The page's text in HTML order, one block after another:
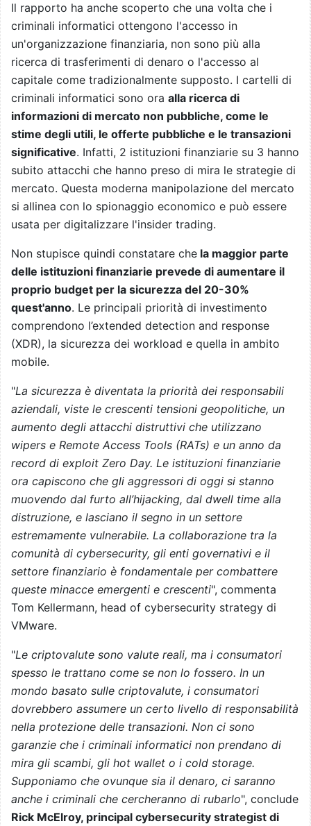
Il rapporto ha anche scoperto che una volta che i
criminali informatici ottengono l'accesso in
un'organizzazione finanziaria, non sono più alla
ricerca di trasferimenti di denaro o l'accesso al
capitale come tradizionalmente supposto. I cartelli di
criminali informatici sono ora alla ricerca di
informazioni di mercato non pubbliche, come le
stime degli utili, le offerte pubbliche e le transazioni
significative. Infatti, 2 istituzioni finanziarie su 3 hanno
subito attacchi che hanno preso di mira le strategie di
mercato. Questa moderna manipolazione del mercato
si allinea con lo spionaggio economico e può essere
usata per digitalizzare l'insider trading.
Non stupisce quindi constatare che la maggior parte
delle istituzioni finanziarie prevede di aumentare il
proprio budget per la sicurezza del 20-30%
quest'anno. Le principali priorità di investimento
comprendono l’extended detection and response
(XDR), la sicurezza dei workload e quella in ambito
mobile.
"La sicurezza è diventata la priorità dei responsabili
aziendali, viste le crescenti tensioni geopolitiche, un
aumento degli attacchi distruttivi che utilizzano
wipers e Remote Access Tools (RATs) e un anno da
record di exploit Zero Day. Le istituzioni finanziarie
ora capiscono che gli aggressori di oggi si stanno
muovendo dal furto all’hijacking, dal dwell time alla
distruzione, e lasciano il segno in un settore
estremamente vulnerabile. La collaborazione tra la
comunità di cybersecurity, gli enti governativi e il
settore finanziario è fondamentale per combattere
queste minacce emergenti e crescenti", commenta
Tom Kellermann, head of cybersecurity strategy di
VMware.
"Le criptovalute sono valute reali, ma i consumatori
spesso le trattano come se non lo fossero. In un
mondo basato sulle criptovalute, i consumatori
dovrebbero assumere un certo livello di responsabilità
nella protezione delle transazioni. Non ci sono
garanzie che i criminali informatici non prendano di
mira gli scambi, gli hot wallet o i cold storage.
Supponiamo che ovunque sia il denaro, ci saranno
anche i criminali che cercheranno di rubarlo", conclude
Rick McElroy, principal cybersecurity strategist di